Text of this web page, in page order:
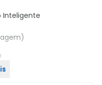
Inteligente